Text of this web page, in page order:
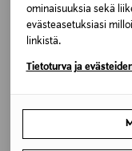
ominaisuuksia sekä
evästeasetuksiasi
linkistä.
Tietoturva ja
174003005
BEIGE